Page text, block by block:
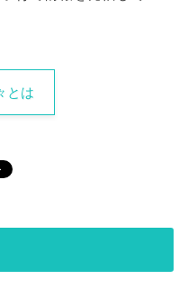
とは